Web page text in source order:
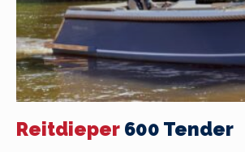
Reitdieper 600 Tender